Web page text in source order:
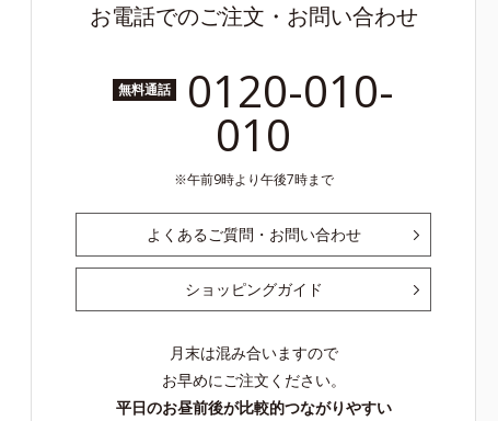
お電話でのご注文・お問い合わせ
無料通話 0120-010-
010
午前9時より午後7時まで
よくあるご質問・お問い合わせ
ショッピングガイド
月末は混み合いますので
お早めにご注文ください。
平日のお昼前後が比較的つながりやすい